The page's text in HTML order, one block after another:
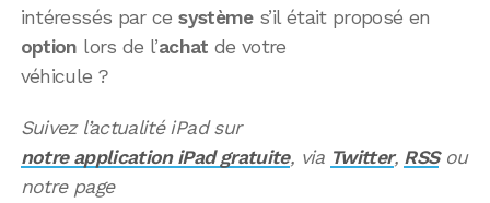
intéressés par cesystèmes’il était proposé en
option lors de l’achat de votre
véhicule ?
Suivez l’actualité iPad sur
notre application iPad gratuite, via Twitter, RSSou
notre page